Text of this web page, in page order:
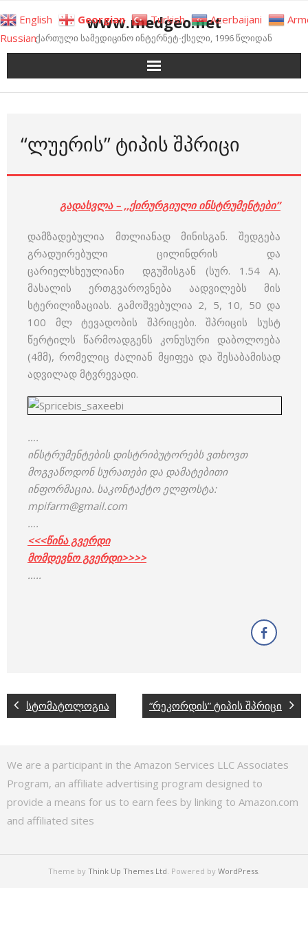
to
content
www.medgeo.net
ქართული სამედიცინო ინტერნეტ-ქსელი, 1996 წლიდან
“ᲚᲣᲔᲠᲘᲡ” ᲢᲘᲞᲘᲡ ᲨᲞᲠᲘᲪᲘ
გადასვლა – ,,ქირურგიული ინსტრუმენტები”
დამზადებულია მთლიანად მინისგან. შედგება
გრადუირებული ცილინდრის და
ცარიელსხეულიანი დგუშისგან (სურ. 1.54 A).
მასალის ერთგვაროვნება აადვილებს მის
სტერილიზაციას. გამოშვებულია 2, 5, 10, 50 და
100 მლ ტევადობის შპრიცები. შპრიცის სუსტ
წერტილს წარმოადგენს კონუსური დაბოლოება
(4მმ), რომელიც ძალიან მყიფეა და შესაბამისად
ადვილად მტვრევადი.
….
ინსტრუმენტების დისტრიბუტორებს ვთხოვთ
მოგვაწოდონ სურათები და დამატებითი
ინფორმაცია. საკონტაქტო ელფოსტა:
mpifarm@gmail.com
….
<<<წინა გვერდი
მომდევნო გვერდი>>>>
…..
სტომატოლოგია “რეკორდის” ტიპის შპრიცი
We are a participant in the Amazon Services LLC Associates
Program, an affiliate advertising program designed to
provide a means for us to earn fees by linking to Amazon.com
and affiliated sites
Theme by Think Up Themes Ltd. Powered by WordPress.
English Georgian Turkish Azerbaijani
Russian